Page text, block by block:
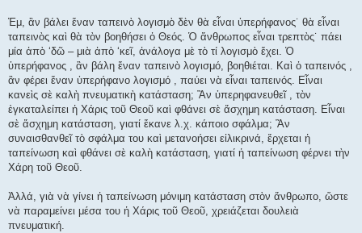
Ἐμ, ἂν βάλει ἕναν ταπεινὸ λογισμὸ δὲν θὰ εἶναι ὑπερήφανος˙ θὰ εἶναι
ταπεινὸς καὶ θὰ τὸν βοηθήσει ὁ Θεός. Ὁ ἄνθρωπος εἶναι τρεπτὸς˙ πάει
μία ἀπὸ ‘δῶ – μιὰ ἀπὸ ‘κεῖ, ἀνάλογα μὲ τὸ τί λογισμὸ ἔχει. Ὁ
ὑπερήφανος , ἂν βάλη ἕναν ταπεινὸ λογισμό, βοηθιέται. Καὶ ὁ ταπεινός ,
ἂν φέρει ἕναν ὑπερήφανο λογισμό , παύει νὰ εἶναι ταπεινός. Εἶναι
κανεὶς σὲ καλὴ πνευματικὴ κατάσταση; Ἂν ὑπερηφανευθεῖ , τὸν
ἐγκαταλείπει ἡ Χάρις τοῦ Θεοῦ καὶ φθάνει σὲ ἄσχημη κατάσταση. Εἶναι
σὲ ἄσχημη κατάσταση, γιατί ἔκανε λ.χ. κάποιο σφάλμα; Ἂν
συναισθανθεῖ τὸ σφάλμα του καὶ μετανοήσει εἰλικρινά, ἔρχεται ἡ
ταπείνωση καὶ φθάνει σὲ καλὴ κατάσταση, γιατί ἡ ταπείνωση φέρνει τὴν
Χάρη τοῦ Θεοῦ.
Ἀλλά, γιὰ νὰ γίνει ἡ ταπείνωση μόνιμη κατάσταση στὸν ἄνθρωπο, ὥστε
νὰ παραμείνει μέσα του ἡ Χάρις τοῦ Θεοῦ, χρειάζεται δουλειὰ
πνευματική.